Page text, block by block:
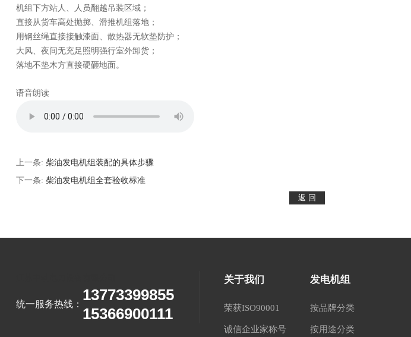
机组下方站人、人员翻越吊装区域；
直接从货车高处抛掷、滑推机组落地；
用钢丝绳直接接触漆面、散热器无软垫防护；
大风、夜间无充足照明强行室外卸货；
落地不垫木方直接硬砸地面。
语音朗读
上一条: 柴油发电机组装配的具体步骤
下一条: 柴油发电机组全套验收标准
统一服务热线：
13773399855
15366900111
关于我们
荣获ISO90001
诚信企业家称号
发电机组
按品牌分类
按用途分类